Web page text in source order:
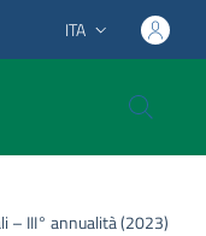
Lingua attiva:
ITA
– III° annualità (2023)